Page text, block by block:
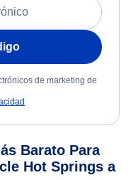
de marketing de
Barato Para
Hot Springs a